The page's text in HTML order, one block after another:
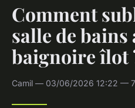
Comment
salle de bains
baignoire îlot
Camil — 03/06/2026 12:22 —